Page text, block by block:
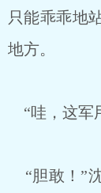
只能乖乖地
地方。
“哇，这军
“胆敢！”